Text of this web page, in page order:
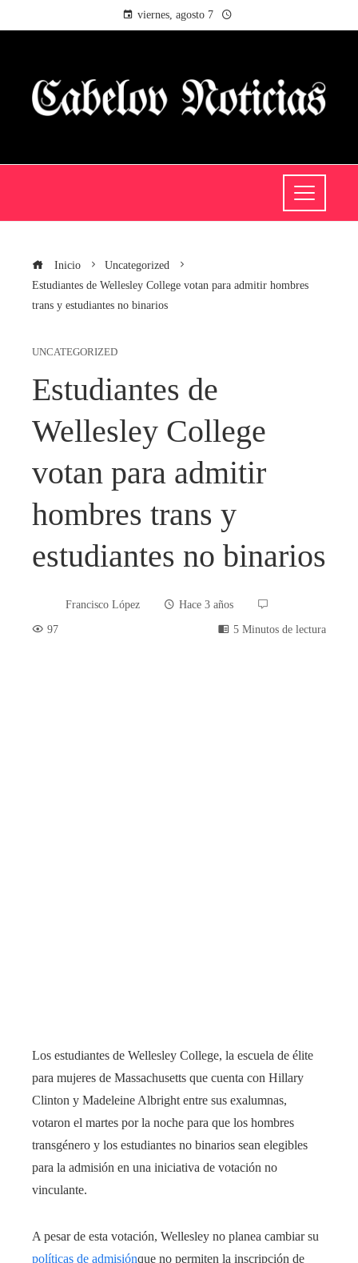
viernes, agosto 7
Inicio
Uncategorized
Estudiantes de Wellesley College votan para admitir hombres
trans y estudiantes no binarios
UNCATEGORIZED
Estudiantes de
Wellesley College
votan para admitir
hombres trans y
estudiantes no binarios
Francisco López
Hace 3 años
97
5 Minutos de lectura
Los estudiantes de Wellesley College, la escuela de élite
para mujeres de Massachusetts que cuenta con Hillary
Clinton y Madeleine Albright entre sus exalumnas,
votaron el martes por la noche para que los hombres
transgénero y los estudiantes no binarios sean elegibles
para la admisión en una iniciativa de votación no
vinculante.
A pesar de esta votación, Wellesley no planea cambiar su
políticas de admisiónque no permiten la inscripción de